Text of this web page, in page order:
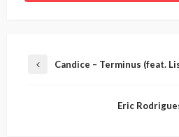
Candice – Terminus (feat.
Eric